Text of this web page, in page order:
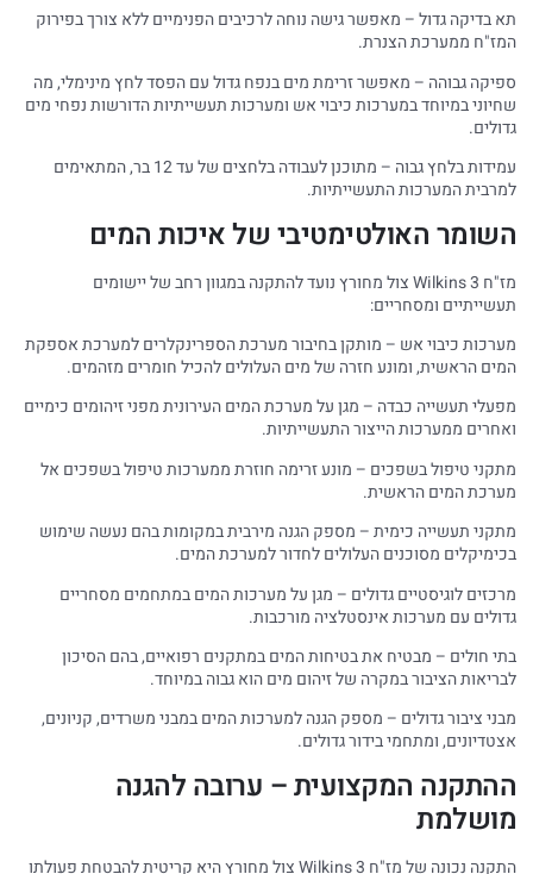
תא בדיקה גדול – מאפשר גישה נוחה לרכיבים הפנימיים ללא צורך בפירוק
המז"ח ממערכת הצנרת.
ספיקה גבוהה – מאפשר זרימת מים בנפח גדול עם הפסד לחץ מינימלי, מה
שחיוני במיוחד במערכות כיבוי אש ומערכות תעשייתיות הדורשות נפחי מים
גדולים.
עמידות בלחץ גבוה – מתוכנן לעבודה בלחצים של עד 12 בר, המתאימים
למרבית המערכות התעשייתיות.
השומר האולטימטיבי של איכות המים
מז"ח Wilkins 3 צול מחורץ נועד להתקנה במגוון רחב של יישומים
תעשייתיים ומסחריים:
מערכות כיבוי אש – מותקן בחיבור מערכת הספרינקלרים למערכת אספקת
המים הראשית, ומונע חזרה של מים העלולים להכיל חומרים מזהמים.
מפעלי תעשייה כבדה – מגן על מערכת המים העירונית מפני זיהומים כימיים
ואחרים ממערכות הייצור התעשייתיות.
מתקני טיפול בשפכים – מונע זרימה חוזרת ממערכות טיפול בשפכים אל
מערכת המים הראשית.
מתקני תעשייה כימית – מספק הגנה מירבית במקומות בהם נעשה שימוש
בכימיקלים מסוכנים העלולים לחדור למערכת המים.
מרכזים לוגיסטיים גדולים – מגן על מערכות המים במתחמים מסחריים
גדולים עם מערכות אינסטלציה מורכבות.
בתי חולים – מבטיח את בטיחות המים במתקנים רפואיים, בהם הסיכון
לבריאות הציבור במקרה של זיהום מים הוא גבוה במיוחד.
מבני ציבור גדולים – מספק הגנה למערכות המים במבני משרדים, קניונים,
אצטדיונים, ומתחמי בידור גדולים.
ההתקנה המקצועית – ערובה להגנה
מושלמת
התקנה נכונה של מז"ח Wilkins 3 צול מחורץ היא קריטית להבטחת פעולתו